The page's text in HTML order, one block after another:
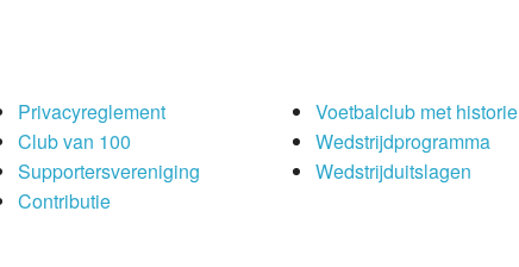
Privacyreglement
Club van 100
Supportersvereniging
Contributie
Voetbalclub met historie
Wedstrijdprogramma
Wedstrijduitslagen